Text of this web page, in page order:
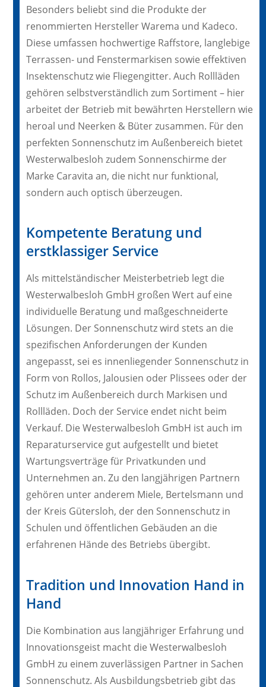
Besonders beliebt sind die Produkte der
renommierten Hersteller Warema und Kadeco.
Diese umfassen hochwertige Raffstore, langlebige
Terrassen- und Fenstermarkisen sowie effektiven
Insektenschutz wie Fliegengitter. Auch Rollläden
gehören selbstverständlich zum Sortiment – hier
arbeitet der Betrieb mit bewährten Herstellern wie
heroal und Neerken & Büter zusammen. Für den
perfekten Sonnenschutz im Außenbereich bietet
Westerwalbesloh zudem Sonnenschirme der
Marke Caravita an, die nicht nur funktional,
sondern auch optisch überzeugen.
Kompetente Beratung und
erstklassiger Service
Als mittelständischer Meisterbetrieb legt die
Westerwalbesloh GmbH großen Wert auf eine
individuelle Beratung und maßgeschneiderte
Lösungen. Der Sonnenschutz wird stets an die
spezifischen Anforderungen der Kunden
angepasst, sei es innenliegender Sonnenschutz in
Form von Rollos, Jalousien oder Plissees oder der
Schutz im Außenbereich durch Markisen und
Rollläden. Doch der Service endet nicht beim
Verkauf. Die Westerwalbesloh GmbH ist auch im
Reparaturservice gut aufgestellt und bietet
Wartungsverträge für Privatkunden und
Unternehmen an. Zu den langjährigen Partnern
gehören unter anderem Miele, Bertelsmann und
der Kreis Gütersloh, der den Sonnenschutz in
Schulen und öffentlichen Gebäuden an die
erfahrenen Hände des Betriebs übergibt.
Tradition und Innovation Hand in
Hand
Die Kombination aus langjähriger Erfahrung und
Innovationsgeist macht die Westerwalbesloh
GmbH zu einem zuverlässigen Partner in Sachen
Sonnenschutz. Als Ausbildungsbetrieb gibt das